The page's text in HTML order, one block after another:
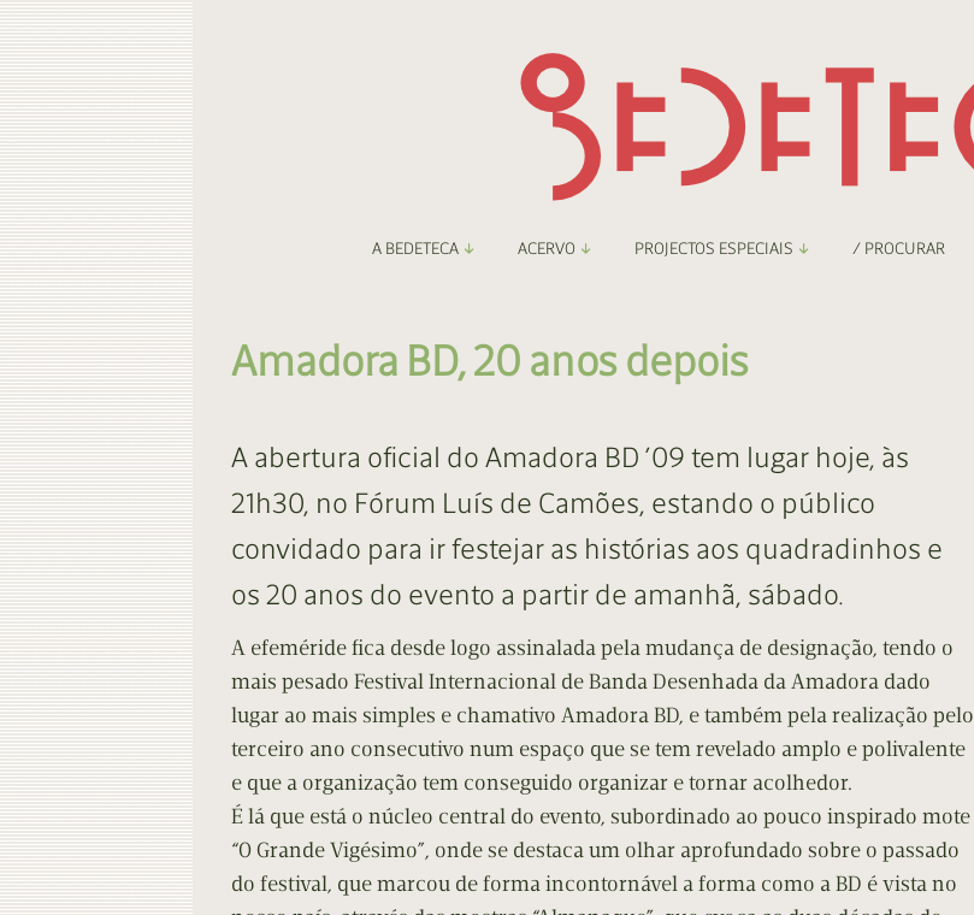
A BEDETECA
Amigos da Bedeteca
Contacto
ACERVO
Fanzineteca Comicarte
Documentos
Doação de Edições
PROJECTOS ESPECIAIS
Recortes
/ PROCURAR
Amadora BD, 20 anos depois
A abertura oficial do Amadora BD ’09 tem lugar hoje, às
21h30, no Fórum Luís de Camões, estando o público
convidado para ir festejar as histórias aos quadradinhos e
os 20 anos do evento a partir de amanhã, sábado.
A efeméride fica desde logo assinalada pela mudança de designação, tendo o
mais pesado Festival Internacional de Banda Desenhada da Amadora dado
lugar ao mais simples e chamativo Amadora BD, e também pela realização pelo
terceiro ano consecutivo num espaço que se tem revelado amplo e polivalente
e que a organização tem conseguido organizar e tornar acolhedor.
É lá que está o núcleo central do evento, subordinado ao pouco inspirado mote
“O Grande Vigésimo”, onde se destaca um olhar aprofundado sobre o passado
do festival, que marcou de forma incontornável a forma como a BD é vista no